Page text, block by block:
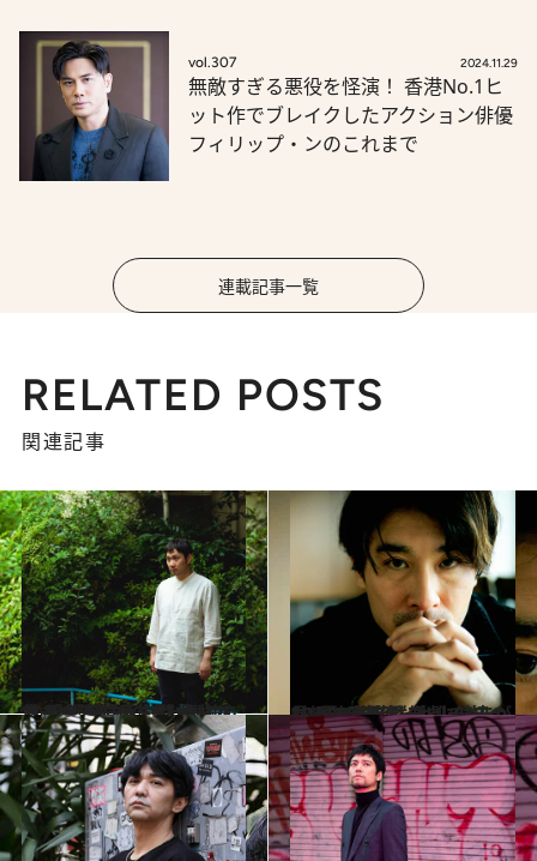
vol.307 2024.11.29
無敵すぎる悪役を怪演！ 香港No.1ヒ
ット作でブレイクしたアクション俳優
フィリップ・ンのこれまで
連載記事一覧
RELATED POSTS
関連記事
2022.1.16
《ゴールデン・グローブ賞 受賞記念》村上春樹の芯を食うために努力したこと 『ドライブ・マイ・カー』濱口竜介監督
カルチャー 2021.12.3
MV界の俊英・丸山健志が 13人の若者群像劇で 初の長編映画監督デビュー
カルチャー